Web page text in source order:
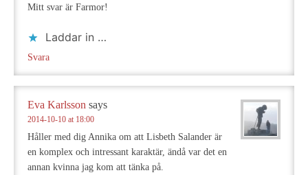
Mitt svar är Farmor!
Laddar in …
Svara
Eva Karlsson says
2014-10-10 at 18:00
Håller med dig Annika om att Lisbeth Salander är
en komplex och intressant karaktär, ändå var det en
annan kvinna jag kom att tänka på.